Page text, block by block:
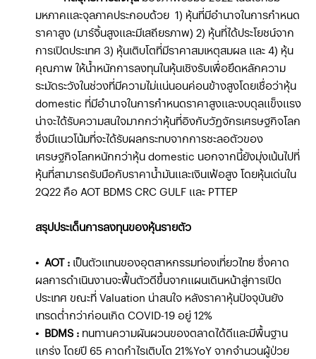
มหภาคและจุลภาคประกอบด้วย 1) หุ้นที่มีอำนาจในการกำหนด
ราคาสูง (มาร์จิ้นสูงและมีเสถียรภาพ) 2) หุ้นที่ได้ประโยชน์จาก
การเปิดประเทศ 3) หุ้นเติบโตที่มีราคาสมเหตุสมผล และ 4) หุ้น
คุณภาพ ให้น้ำหนักการลงทุนในหุ้นเชิงรับเพื่อยึดหลักความ
ระมัดระวังในช่วงที่มีความไม่แน่นอนค่อนข้างสูงโดยเชื่อว่าหุ้น
domestic ที่มีอำนาจในการกำหนดราคาสูงและงบดุลแข็งแรง
น่าจะได้รับความสนใจมากกว่าหุ้นที่อิงกับวัฏจักรเศรษฐกิจโลก
ซึ่งมีแนวโน้มที่จะได้รับผลกระทบจากการชะลอตัวของ
เศรษฐกิจโลกหนักกว่าหุ้น domestic นอกจากนี้ยังมุ่งเน้นไปที่
หุ้นที่สามารถรับมือกับราคาน้ำมันและเงินเฟ้อสูง โดยหุ้นเด่นใน
2Q22 คือ AOT BDMS CRC GULF และ PTTEP
สรุปประเด็นการลงทุนของหุ้นรายตัว
• AOT : เป็นตัวแทนของอุตสาหกรรมท่องเที่ยวไทย ซึ่งคาด
ผลการดำเนินงานจะฟื้นตัวดีขึ้นจากแผนเดินหน้าสู่การเปิด
ประเทศ ขณะที่ Valuation น่าสนใจ หลังราคาหุ้นปัจจุบันยัง
เทรดต่ำกว่าก่อนเกิด COVID-19 อยู่ 12%
• BDMS : ทนทานความผันผวนของตลาดได้ดีและมีพื้นฐาน
แกร่ง โดยปี 65 คาดกำไรเติบโต 21%YoY จากจำนวนผู้ป่วย